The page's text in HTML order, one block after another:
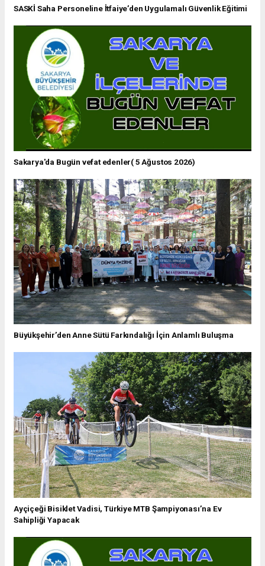
SASKİ Saha Personeline İtfaiye’den Uygulamalı Güvenlik Eğitimi
Sakarya'da Bugün vefat edenler( 5 Ağustos 2026)
Büyükşehir’den Anne Sütü Farkındalığı İçin Anlamlı Buluşma
Ayçiçeği Bisiklet Vadisi, Türkiye MTB Şampiyonası’na Ev
Sahipliği Yapacak